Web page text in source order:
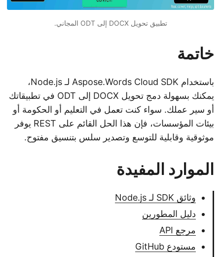
تطبيق تحويل DOCX إلى ODT المجاني.
خاتمة
باستخدام Aspose.Words Cloud SDK لـ Node.js،
يمكنك بسهولة دمج تحويل DOCX إلى ODT في تطبيقاتك
أو سير عملك. سواء كنت تعمل في التعليم أو الحكومة أو
بيئات المؤسسات، فإن هذا الحل القائم على REST يوفر
موثوقية وقابلية للتوسع وتصدير سلس بتنسيق مفتوح.
الموارد المفيدة
وثائق SDK لـ Node.js
دليل المطورين
مرجع API
مستودع GitHub